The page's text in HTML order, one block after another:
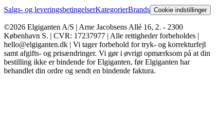
Salgs- og leveringsbetingelserKategorierBrands Cookie indstillinger
©2026 Elgiganten A/S | Arne Jacobsens Allé 16, 2. - 2300
København S. | CVR: 17237977 | Alle rettigheder forbeholdes |
hello@elgiganten.dk | Vi tager forbehold for tryk- og korrekturfejl
samt afgifts- og prisændringer. Vi gør i øvrigt opmærksom på at din
bestilling ikke er bindende for Elgiganten, før Elgiganten har
behandlet din ordre og sendt en bindende faktura.